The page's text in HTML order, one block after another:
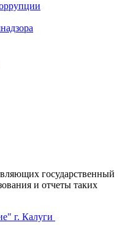
государственный
и отчеты таких
г. Калуги